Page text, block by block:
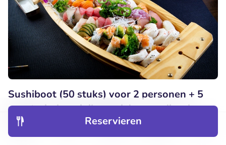
Entdecken
Reservieren
Sushiboot (50 stuks) voor 2 personen + 5
vegetarische miniloempia's voor dine-in
Heute So Mo Di
Mi